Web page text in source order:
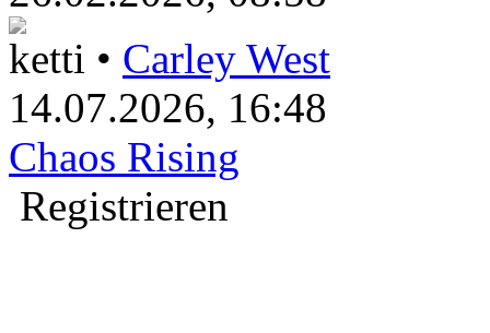
ketti • Carley West
14.07.2026, 16:48
Chaos Rising
Registrieren